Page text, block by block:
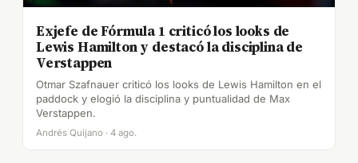
Exjefe de Fórmula 1 criticó los looks de
Lewis Hamilton y destacó la disciplina de
Verstappen
Otmar Szafnauer criticó los looks de Lewis Hamilton en el
paddock y elogió la disciplina y puntualidad de Max
Verstappen.
Andrés Quijano · 4 ago.